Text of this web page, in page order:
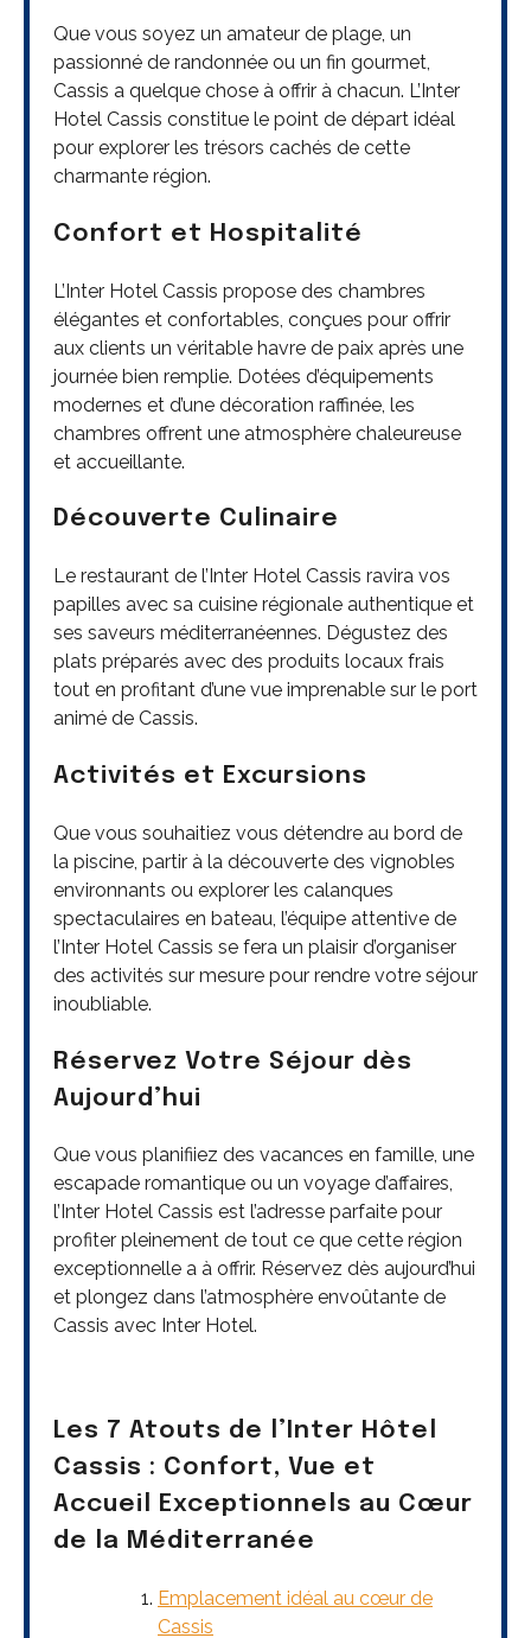
Que vous soyez un amateur de plage, un
passionné de randonnée ou un fin gourmet,
Cassis a quelque chose à offrir à chacun. L’Inter
Hotel Cassis constitue le point de départ idéal
pour explorer les trésors cachés de cette
charmante région.
Confort et Hospitalité
L’Inter Hotel Cassis propose des chambres
élégantes et confortables, conçues pour offrir
aux clients un véritable havre de paix après une
journée bien remplie. Dotées d’équipements
modernes et d’une décoration raffinée, les
chambres offrent une atmosphère chaleureuse
et accueillante.
Découverte Culinaire
Le restaurant de l’Inter Hotel Cassis ravira vos
papilles avec sa cuisine régionale authentique et
ses saveurs méditerranéennes. Dégustez des
plats préparés avec des produits locaux frais
tout en profitant d’une vue imprenable sur le port
animé de Cassis.
Activités et Excursions
Que vous souhaitiez vous détendre au bord de
la piscine, partir à la découverte des vignobles
environnants ou explorer les calanques
spectaculaires en bateau, l’équipe attentive de
l’Inter Hotel Cassis se fera un plaisir d’organiser
des activités sur mesure pour rendre votre séjour
inoubliable.
Réservez Votre Séjour dès
Aujourd’hui
Que vous planifiiez des vacances en famille, une
escapade romantique ou un voyage d’affaires,
l’Inter Hotel Cassis est l’adresse parfaite pour
profiter pleinement de tout ce que cette région
exceptionnelle a à offrir. Réservez dès aujourd’hui
et plongez dans l’atmosphère envoûtante de
Cassis avec Inter Hotel.
Les 7 Atouts de l’Inter Hôtel
Cassis : Confort, Vue et
Accueil Exceptionnels au Cœur
de la Méditerranée
Emplacement idéal au cœur de
Cassis